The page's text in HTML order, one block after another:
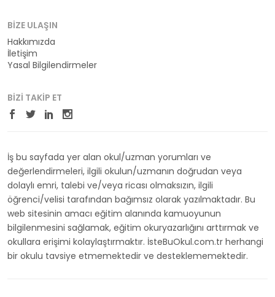
BIZE ULAŞIN
Hakkımızda
İletişim
Yasal Bilgilendirmeler
BIZI TAKIP ET
İş bu sayfada yer alan okul/uzman yorumları ve
değerlendirmeleri, ilgili okulun/uzmanın doğrudan veya
dolaylı emri, talebi ve/veya ricası olmaksızın, ilgili
öğrenci/velisi tarafından bağımsız olarak yazılmaktadır. Bu
web sitesinin amacı eğitim alanında kamuoyunun
bilgilenmesini sağlamak, eğitim okuryazarlığını arttırmak ve
okullara erişimi kolaylaştırmaktır. İsteBuOkul.com.tr herhangi
bir okulu tavsiye etmemektedir ve desteklememektedir.